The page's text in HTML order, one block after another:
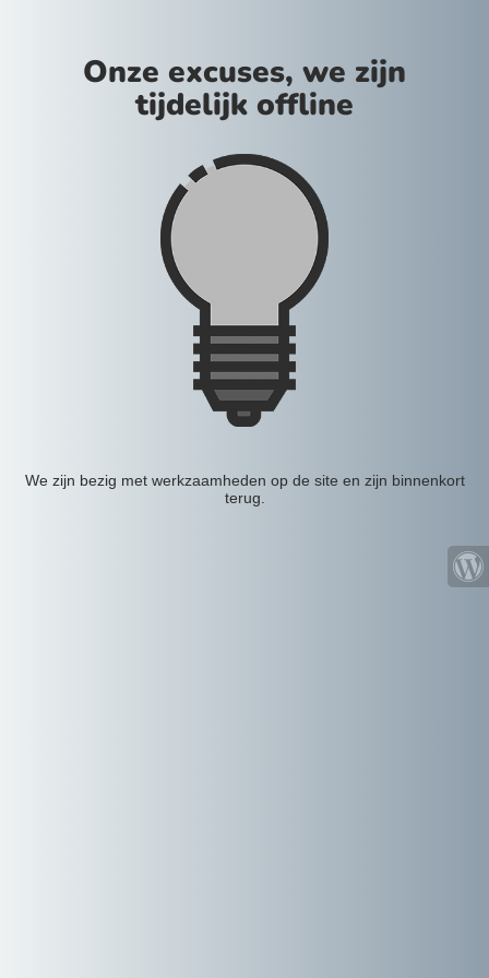
Onze excuses, we zijn
tijdelijk offline
We zijn bezig met werkzaamheden op de site en zijn binnenkort
terug.